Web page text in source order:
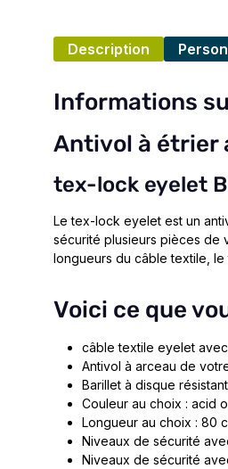
Description
Informations
Antivol à étrier
tex-lock eyelet
Le tex-lock eyelet est un
sécurité plusieurs pièces de
longueurs du câble textile,
Voici ce que
câble textile eyelet
Antivol à arceau de
Barillet à disque
Couleur au choix : acid
Longueur au choix : 80
Niveaux de sécurité
Niveaux de sécurité